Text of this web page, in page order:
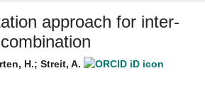
approach for inter-
H.; Streit, A.